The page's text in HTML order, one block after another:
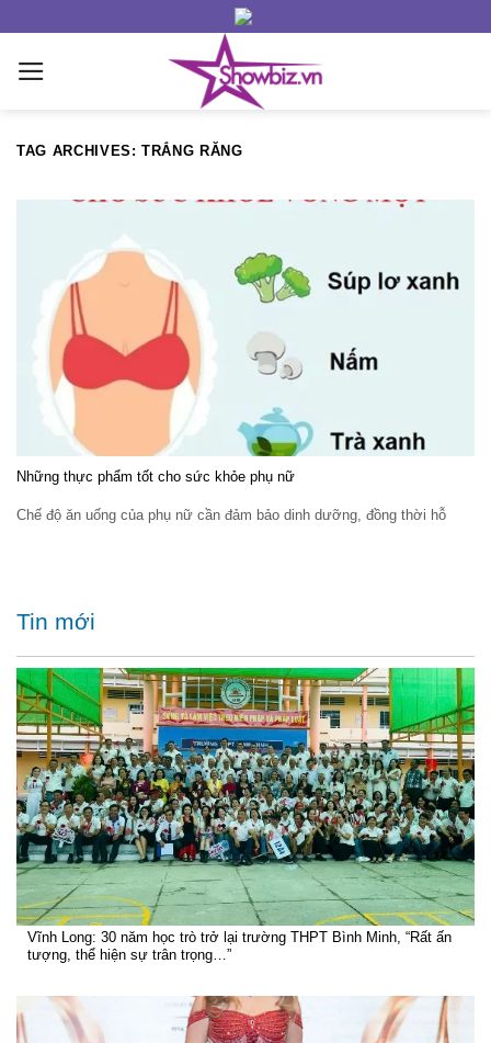
content
TAG ARCHIVES:TRẮNG RĂNG
Những thực phẩm tốt cho sức khỏe phụ nữ
Chế độ ăn uống của phụ nữ cần đảm bảo dinh dưỡng, đồng thời hỗ
Tin mới
Vĩnh Long: 30 năm học trò trở lại trường THPT Bình Minh, “Rất ấn
tượng, thể hiện sự trân trọng…”